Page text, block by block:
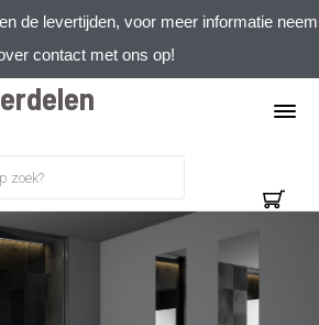
de levertijden, voor meer informatie neem
contact met ons op!